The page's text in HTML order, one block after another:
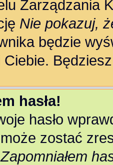
Zarządzania
Nie pokazuj,
będzie
Ciebie.
hasła!
hasło
zostać
Zapomniałem